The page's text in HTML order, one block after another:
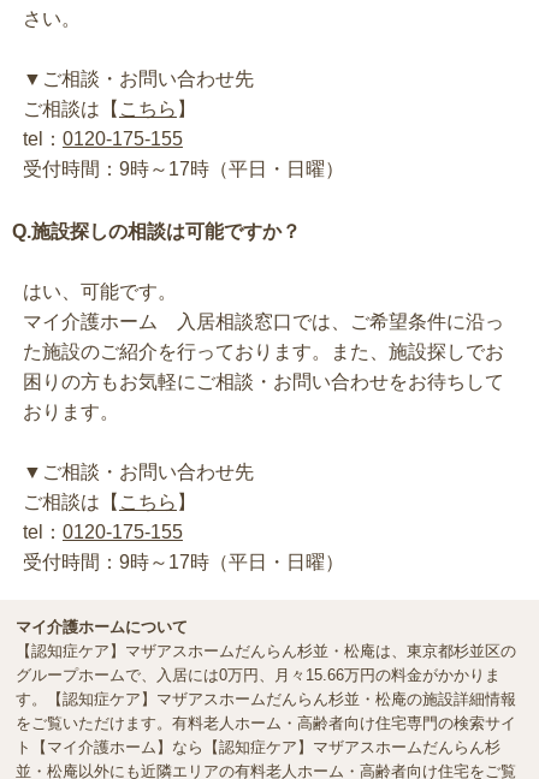
さい。
▼ご相談・お問い合わせ先
ご相談は【 こちら 】
tel： 0120-175-155
受付時間：9時～17時（平日・日曜）
Q.施設探しの相談は可能ですか？
はい、可能です。
マイ介護ホーム 入居相談窓口では、ご希望条件に沿っ
た施設のご紹介を行っております。また、施設探しでお
困りの方もお気軽にご相談・お問い合わせをお待ちして
おります。
▼ご相談・お問い合わせ先
ご相談は【 こちら 】
tel： 0120-175-155
受付時間：9時～17時（平日・日曜）
マイ介護ホームについて
【認知症ケア】マザアスホームだんらん杉並・松庵は、東京都杉並区の
グループホームで、入居には0万円、月々15.66万円の料金がかかりま
す。【認知症ケア】マザアスホームだんらん杉並・松庵の施設詳細情報
をご覧いただけます。有料老人ホーム・高齢者向け住宅専門の検索サイ
ト【マイ介護ホーム】なら【認知症ケア】マザアスホームだんらん杉
並・松庵以外にも近隣エリアの有料老人ホーム・高齢者向け住宅をご覧